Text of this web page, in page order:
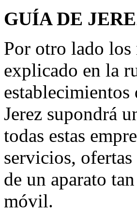
GUÍA DE
Por otro lado los
explicado en la
Jerez supondrá
todas estas
servicios,
de un aparato
móvil.